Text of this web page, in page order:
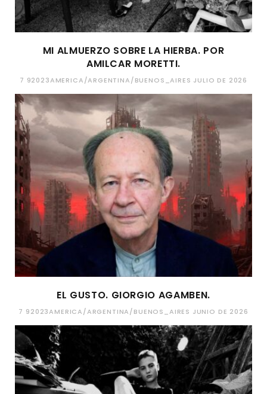
MI ALMUERZO SOBRE LA HIERBA. POR
AMILCAR MORETTI.
7 92023AMERICA/ARGENTINA/BUENOS_AIRES JULIO DE 2026
EL GUSTO. GIORGIO AGAMBEN.
7 92023AMERICA/ARGENTINA/BUENOS_AIRES JUNIO DE 2026